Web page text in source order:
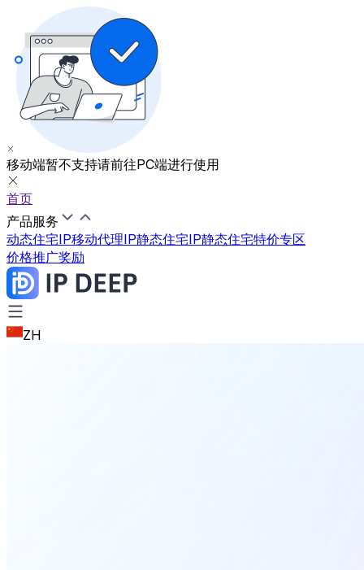
移动端暂不支持请前往PC端进行使用
首页
产品服务
动态住宅IP移动代理IP静态住宅IP静态住宅特价专区
价格推广奖励
ZH